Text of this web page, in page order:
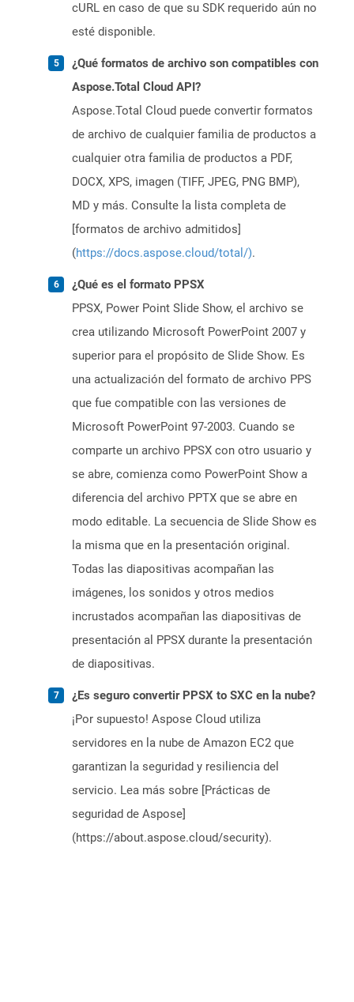
cURL en caso de que su SDK requerido aún no
esté disponible.
¿Qué formatos de archivo son compatibles con
Aspose.Total Cloud API?
Aspose.Total Cloud puede convertir formatos
de archivo de cualquier familia de productos a
cualquier otra familia de productos a PDF,
DOCX, XPS, imagen (TIFF, JPEG, PNG BMP),
MD y más. Consulte la lista completa de
[formatos de archivo admitidos]
(https://docs.aspose.cloud/total/).
¿Qué es el formato PPSX
PPSX, Power Point Slide Show, el archivo se
crea utilizando Microsoft PowerPoint 2007 y
superior para el propósito de Slide Show. Es
una actualización del formato de archivo PPS
que fue compatible con las versiones de
Microsoft PowerPoint 97-2003. Cuando se
comparte un archivo PPSX con otro usuario y
se abre, comienza como PowerPoint Show a
diferencia del archivo PPTX que se abre en
modo editable. La secuencia de Slide Show es
la misma que en la presentación original.
Todas las diapositivas acompañan las
imágenes, los sonidos y otros medios
incrustados acompañan las diapositivas de
presentación al PPSX durante la presentación
de diapositivas.
¿Es seguro convertir PPSX to SXC en la nube?
¡Por supuesto! Aspose Cloud utiliza
servidores en la nube de Amazon EC2 que
garantizan la seguridad y resiliencia del
servicio. Lea más sobre [Prácticas de
seguridad de Aspose]
(https://about.aspose.cloud/security).